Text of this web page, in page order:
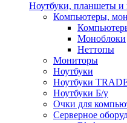
Ноутбуки, планшеты
Компьютеры,
Моноблоки
Неттопы
Мониторы
Ноутбуки
Ноутбуки
Ноутбуки Б/у
Очки для
Серверное